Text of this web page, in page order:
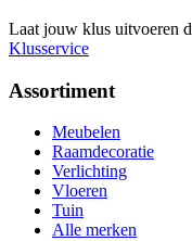
Laat jouw klus uitvoeren
Klusservice
Assortiment
Meubelen
Raamdecoratie
Verlichting
Vloeren
Tuin
Alle merken